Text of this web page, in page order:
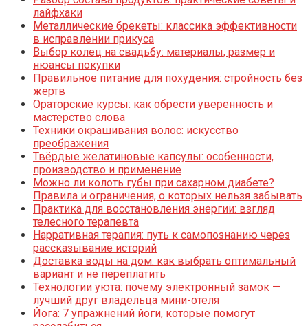
лайфхаки
Металлические брекеты: классика эффективности
в исправлении прикуса
Выбор колец на свадьбу: материалы, размер и
нюансы покупки
Правильное питание для похудения: стройность без
жертв
Ораторские курсы: как обрести уверенность и
мастерство слова
Техники окрашивания волос: искусство
преображения
Твёрдые желатиновые капсулы: особенности,
производство и применение
Можно ли колоть губы при сахарном диабете?
Правила и ограничения, о которых нельзя забывать
Практика для восстановления энергии: взгляд
телесного терапевта
Нарративная терапия: путь к самопознанию через
рассказывание историй
Доставка воды на дом: как выбрать оптимальный
вариант и не переплатить
Технологии уюта: почему электронный замок —
лучший друг владельца мини-отеля
Йога: 7 упражнений йоги, которые помогут